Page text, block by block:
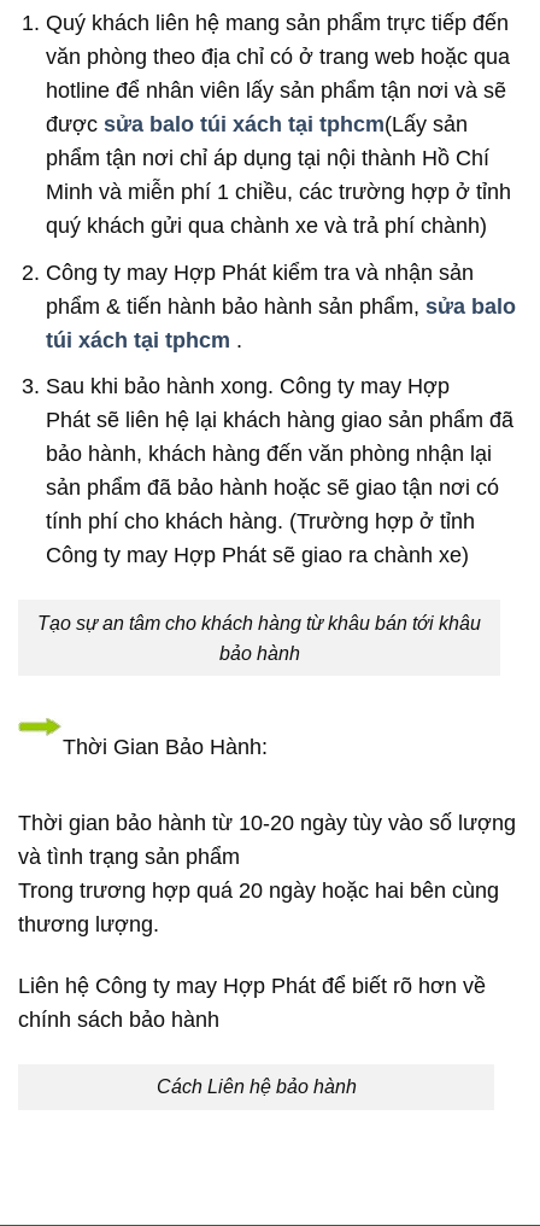
Quý khách liên hệ mang sản phẩm trực tiếp đến
văn phòng theo địa chỉ có ở trang web hoặc qua
hotline để nhân viên lấy sản phẩm tận nơi và sẽ
được sửa balo túi xách tại tphcm(Lấy sản
phẩm tận nơi chỉ áp dụng tại nội thành Hồ Chí
Minh và miễn phí 1 chiều, các trường hợp ở tỉnh
quý khách gửi qua chành xe và trả phí chành)
Công ty may Hợp Phát kiểm tra và nhận sản
phẩm & tiến hành bảo hành sản phẩm, sửa balo
túi xách tại tphcm .
Sau khi bảo hành xong. Công ty may Hợp
Phát sẽ liên hệ lại khách hàng giao sản phẩm đã
bảo hành, khách hàng đến văn phòng nhận lại
sản phẩm đã bảo hành hoặc sẽ giao tận nơi có
tính phí cho khách hàng. (Trường hợp ở tỉnh
Công ty may Hợp Phát sẽ giao ra chành xe)
Tạo sự an tâm cho khách hàng từ khâu bán tới khâu
bảo hành
Thời Gian Bảo Hành:
Thời gian bảo hành từ 10-20 ngày tùy vào số lượng
và tình trạng sản phẩm
Trong trương hợp quá 20 ngày hoặc hai bên cùng
thương lượng.
Liên hệ Công ty may Hợp Phát để biết rõ hơn về
chính sách bảo hành
Cách Liên hệ bảo hành